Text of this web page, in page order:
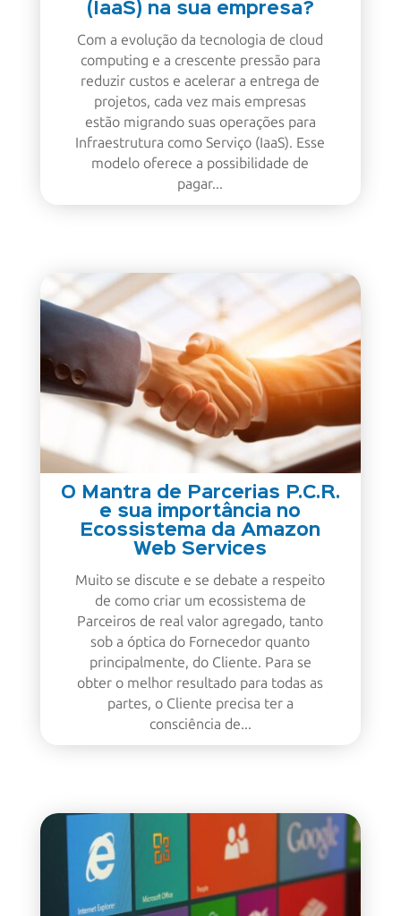
(IaaS) na sua empresa?
Com a evolução da tecnologia de cloud
computing e a crescente pressão para
reduzir custos e acelerar a entrega de
projetos, cada vez mais empresas
estão migrando suas operações para
Infraestrutura como Serviço (IaaS). Esse
modelo oferece a possibilidade de
pagar...
O Mantra de Parcerias P.C.R.
e sua importância no
Ecossistema da Amazon
Web Services
Muito se discute e se debate a respeito
de como criar um ecossistema de
Parceiros de real valor agregado, tanto
sob a óptica do Fornecedor quanto
principalmente, do Cliente. Para se
obter o melhor resultado para todas as
partes, o Cliente precisa ter a
consciência de...